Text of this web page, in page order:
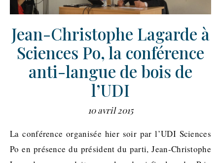
Jean-Christophe Lagarde à
Sciences Po, la conférence
anti-langue de bois de
l’UDI
10 avril 2015
La conférence organisée hier soir par l’UDI Sciences
Po en présence du président du parti, Jean-Christophe